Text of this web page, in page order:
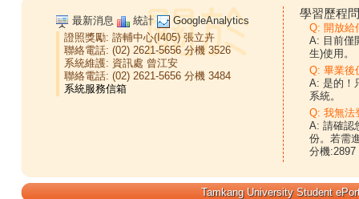
最新消息 統計
GoogleAnalytics
證照獎勵: 諮輔中心(I405)張立卉
聯絡電話: (02) 2621-5656 分機 3526
系統維護: 資訊處 曾江安
聯絡電話: (02) 2621-5656 分機 3484
學習歷程
Q: 開放給
A: 目前僅
生)使用。
Q: 畢業後
A: 是的！
系統。
Q: 我無法
A: 請確認
份。若需
分機:2897
Tamkang University Student